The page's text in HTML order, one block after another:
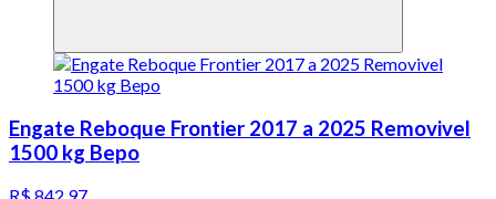
Engate Reboque Frontier 2017 a 2025 Removivel
1500 kg Bepo